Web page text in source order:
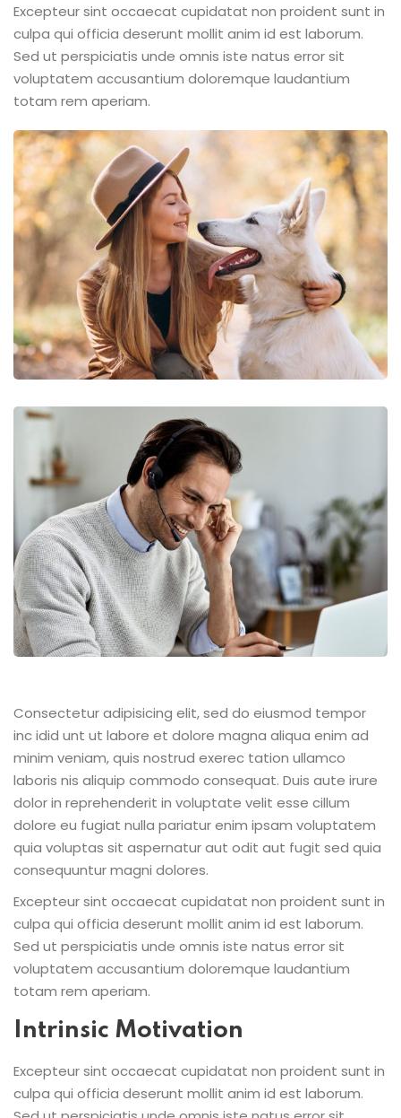
Excepteur sint occaecat cupidatat non proident sunt in
culpa qui officia deserunt mollit anim id est laborum.
Sed ut perspiciatis unde omnis iste natus error sit
voluptatem accusantium doloremque laudantium
totam rem aperiam.
Consectetur adipisicing elit, sed do eiusmod tempor
inc idid unt ut labore et dolore magna aliqua enim ad
minim veniam, quis nostrud exerec tation ullamco
laboris nis aliquip commodo consequat. Duis aute irure
dolor in reprehenderit in voluptate velit esse cillum
dolore eu fugiat nulla pariatur enim ipsam voluptatem
quia voluptas sit aspernatur aut odit aut fugit sed quia
consequuntur magni dolores.
Excepteur sint occaecat cupidatat non proident sunt in
culpa qui officia deserunt mollit anim id est laborum.
Sed ut perspiciatis unde omnis iste natus error sit
voluptatem accusantium doloremque laudantium
totam rem aperiam.
Intrinsic Motivation
Excepteur sint occaecat cupidatat non proident sunt in
culpa qui officia deserunt mollit anim id est laborum.